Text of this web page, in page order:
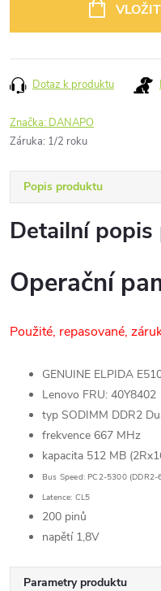
Dotaz k produktu
Značka: DANAPO
Záruka: 1/2 roku
Popis produktu
Detailní
Operační
Použité, repasované,
GENUINE ELPIDA
Lenovo FRU: 40Y8402
typ SODIMM DDR2
frekvence 667 MHz
kapacita 512 MB
Bus Speed: PC2-5300 (DDR2-
Latence: CL5
200 pinů
napětí 1,8V
Parametry produktu